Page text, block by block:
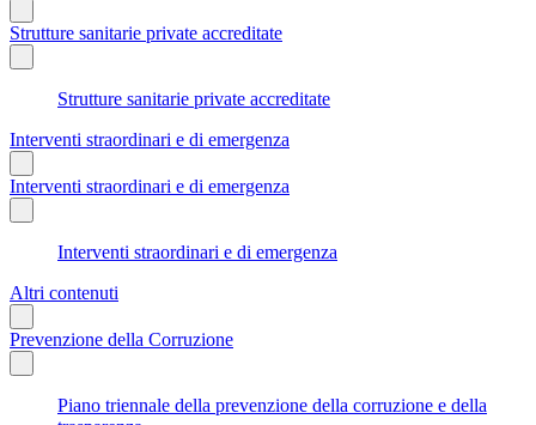
Strutture sanitarie private accreditate
Strutture sanitarie private accreditate
Interventi straordinari e di emergenza
Interventi straordinari e di emergenza
Interventi straordinari e di emergenza
Altri contenuti
Prevenzione della Corruzione
Piano triennale della prevenzione della corruzione e della